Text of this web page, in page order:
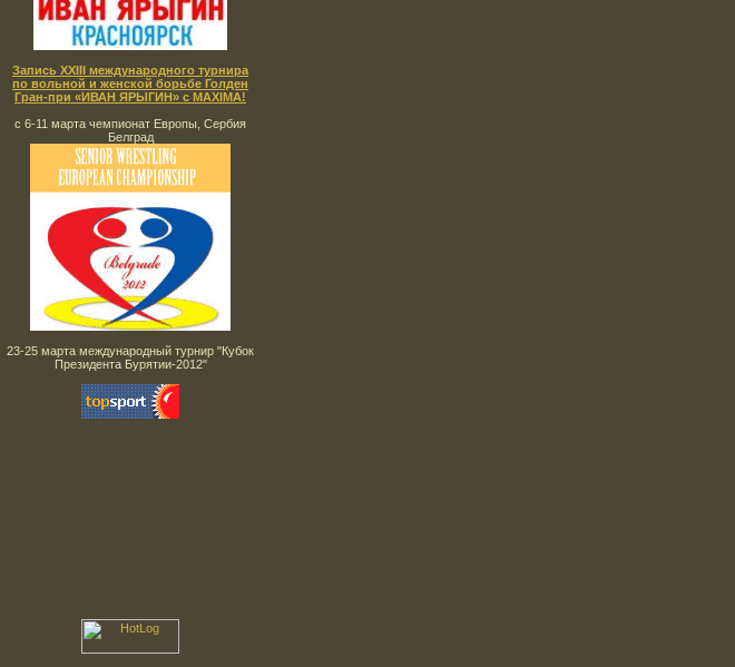
Запись XXIII международного турнира
по вольной и женской борьбе Голден
Гран-при «ИВАН ЯРЫГИН» с MAXIMA!
с 6-11 марта чемпионат Европы, Сербия
Белград
23-25 марта международный турнир "Кубок
Президента Бурятии-2012"